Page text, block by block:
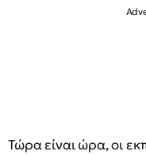
Τώρα είναι ώρα, οι